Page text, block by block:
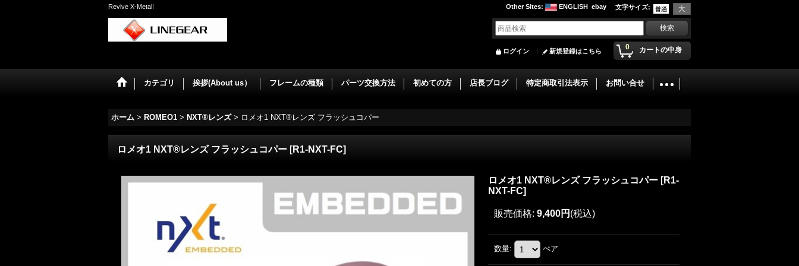
Revive X-Metal! 文字サイズ:
Other Sites: ENGLISH ebay
0 カートの中身
ログイン 新規登録はこちら
カテゴリ 挨拶(About us） フレームの種類 パーツ交換方法 初めての方 店長ブログ 特定商取引法表示 お問い合せ
ホーム > ROMEO1 > NXT®レンズ > ロメオ1 NXT®レンズ フラッシュコパー
ロメオ1 NXT®レンズ フラッシュコパー [R1-NXT-FC]
ロメオ1 NXT®レンズ フラッシュコパー [R1-
NXT-FC]
販売価格: 9,400円 (税込)
数量: ぺア